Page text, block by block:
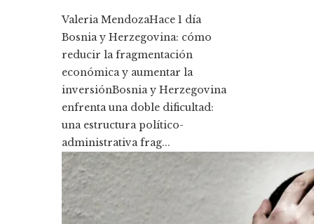
Valeria MendozaHace 1 día
Bosnia y Herzegovina: cómo
reducir la fragmentación
económica y aumentar la
inversiónBosnia y Herzegovina
enfrenta una doble dificultad:
una estructura político-
administrativa frag...